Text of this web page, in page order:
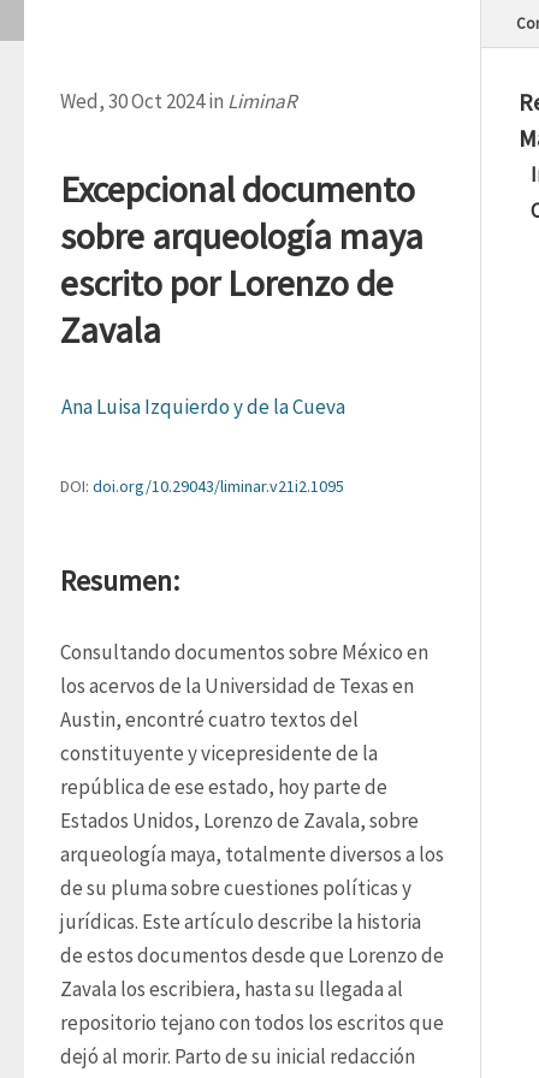
Wed, 30 Oct 2024 in LiminaR
Excepcional documento
sobre arqueología maya
escrito por Lorenzo de
Zavala
Ana Luisa Izquierdo y de la Cueva
DOI: doi.org/10.29043/liminar.v21i2.1095
Resumen:
Consultando documentos sobre México en
los acervos de la Universidad de Texas en
Austin, encontré cuatro textos del
constituyente y vicepresidente de la
república de ese estado, hoy parte de
Estados Unidos, Lorenzo de Zavala, sobre
arqueología maya, totalmente diversos a los
de su pluma sobre cuestiones políticas y
jurídicas. Este artículo describe la historia
de estos documentos desde que Lorenzo de
Zavala los escribiera, hasta su llegada al
repositorio tejano con todos los escritos que
dejó al morir. Parto de su inicial redacción